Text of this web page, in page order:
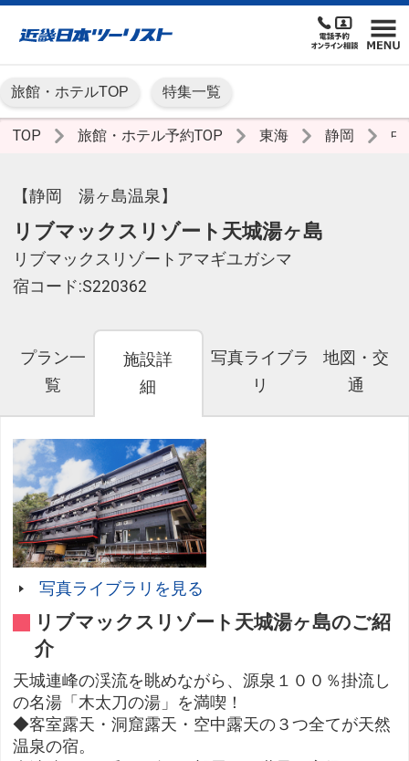
旅館・ホテルTOP 特集一覧
TOP 旅館・ホテル予約TOP 東海 静岡
【静岡 湯ヶ島温泉】
リブマックスリゾート天城湯ヶ島
リブマックスリゾートアマギユガシマ
宿コード:S220362
プラン一
覧
施設詳
細
写真ライブラ
リ
地図・交
通
写真ライブラリを見る
リブマックスリゾート天城湯ヶ島のご紹
介
天城連峰の渓流を眺めながら、源泉１００％掛流し
の名湯「木太刀の湯」を満喫！
◆客室露天・洞窟露天・空中露天の３つ全てが天然
温泉の宿。